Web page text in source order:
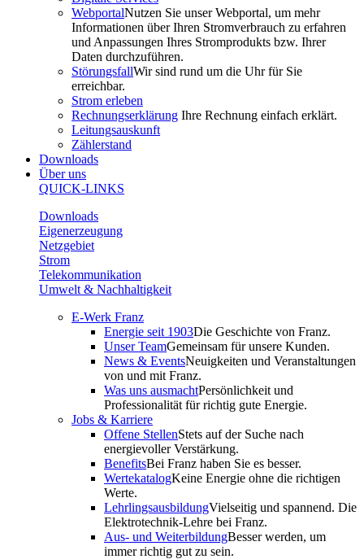
WebportalNutzen Sie unser Webportal, um mehr
Informationen über Ihren Stromverbrauch zu erfahren
und Anpassungen Ihres Stromprodukts bzw. Ihrer
Daten durchzuführen.
StörungsfallWir sind rund um die Uhr für Sie
erreichbar.
Strom erleben
Rechnungserklärung Ihre Rechnung einfach erklärt.
Leitungsauskunft
Zählerstand
Downloads
Über uns
QUICK-LINKS
Downloads
Eigenerzeugung
Netzgebiet
Strom
Telekommunikation
Umwelt & Nachhaltigkeit
E-Werk Franz
Energie seit 1903Die Geschichte von Franz.
Unser TeamGemeinsam für unsere Kunden.
News & EventsNeuigkeiten und Veranstaltungen
von und mit Franz.
Was uns ausmachtPersönlichkeit und
Professionalität für richtig gute Energie.
Jobs & Karriere
Offene StellenStets auf der Suche nach
energievoller Verstärkung.
BenefitsBei Franz haben Sie es besser.
WertekatalogKeine Energie ohne die richtigen
Werte.
LehrlingsausbildungVielseitig und spannend. Die
Elektrotechnik-Lehre bei Franz.
Aus- und WeiterbildungBesser werden, um
immer richtig gut zu sein.